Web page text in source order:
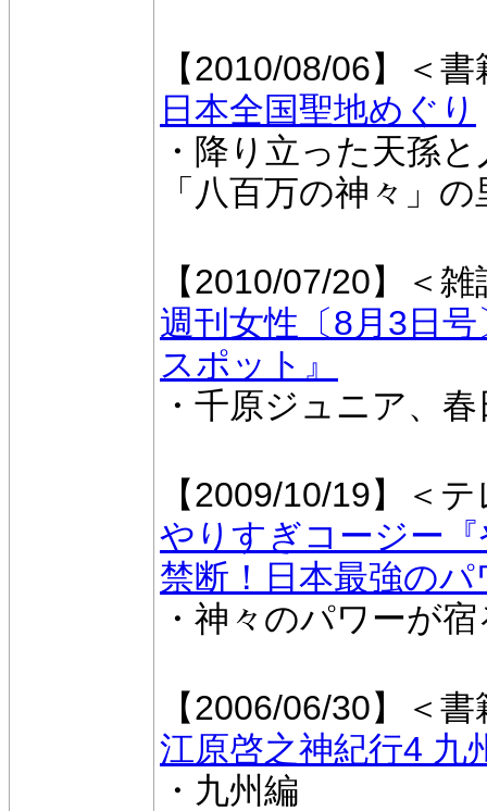
【2010/08/06】＜書
日本全国聖地めぐり
・降り立った天孫
「八百万の神々」の
【2010/07/20】＜雑
週刊女性〔8月3日
スポット』
・千原ジュニア、
【2009/10/19】＜
やりすぎコージー
禁断！日本最強の
・神々のパワーが宿
【2006/06/30】＜書
江原啓之神紀行4 九
・九州編